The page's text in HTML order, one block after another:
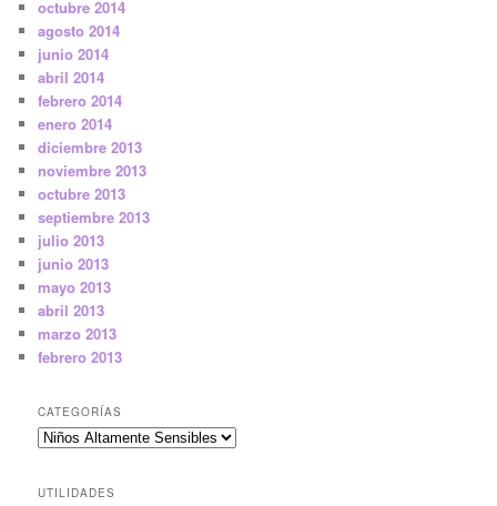
octubre 2014
agosto 2014
junio 2014
abril 2014
febrero 2014
enero 2014
diciembre 2013
noviembre 2013
octubre 2013
septiembre 2013
julio 2013
junio 2013
mayo 2013
abril 2013
marzo 2013
febrero 2013
CATEGORÍAS
Categorías
UTILIDADES